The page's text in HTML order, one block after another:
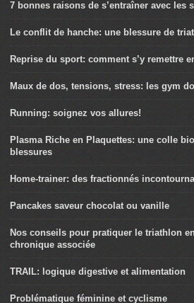
7 bonnes raisons de s’entraîner avec les
Le conflit de hanche: une blessure de
Reprise du sport: comment s’y remettre
Maux de dos, tensions, stress: les gym
Running: soignez vos allures!
Plasma Riche en Plaquettes: une colle
blessures
Home-trainer: des fractionnés
Pancakes saveur chocolat ou vanille
Nos conseils pour pratiquer le triathlon
chronique associée
TRAIL: logique digestive et alimentation
Problématique féminine et cyclisme